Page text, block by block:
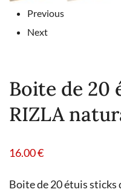
Previous
Next
Boite de 20
RIZLA
16.00€
Boite de 20 étuis